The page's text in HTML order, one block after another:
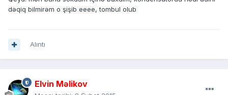
dəqiq bilmirəm o şişib eeee, tombul olub
Alıntı
Elvin Məlikov